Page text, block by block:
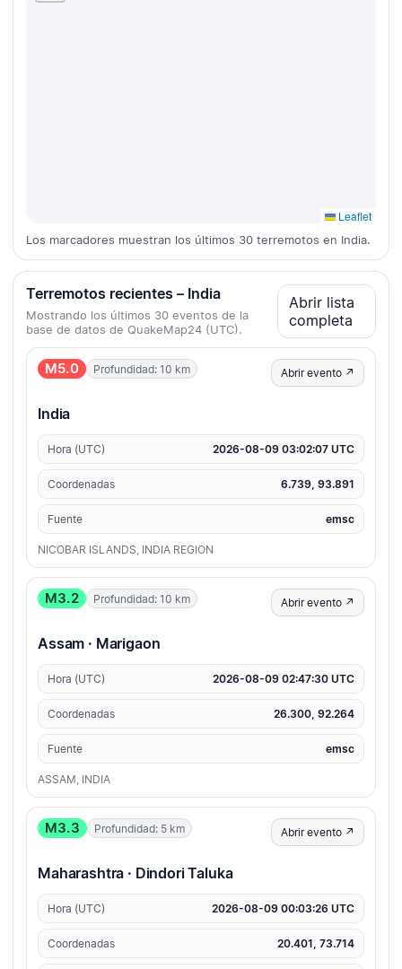
Leaflet
Los marcadores muestran los últimos 30 terremotos en India.
Terremotos recientes – India
Mostrando los últimos 30 eventos de la
base de datos de QuakeMap24 (UTC).
Abrir lista
completa
M5.0 Profundidad: 10 km Abrir evento ↗
India
Hora (UTC) 2026-08-09 03:02:07 UTC
Coordenadas 6.739, 93.891
Fuente emsc
NICOBAR ISLANDS, INDIA REGION
M3.2 Profundidad: 10 km Abrir evento ↗
Assam · Marigaon
Hora (UTC) 2026-08-09 02:47:30 UTC
Coordenadas 26.300, 92.264
Fuente emsc
ASSAM, INDIA
M3.3 Profundidad: 5 km Abrir evento ↗
Maharashtra · Dindori Taluka
Hora (UTC) 2026-08-09 00:03:26 UTC
Coordenadas 20.401, 73.714